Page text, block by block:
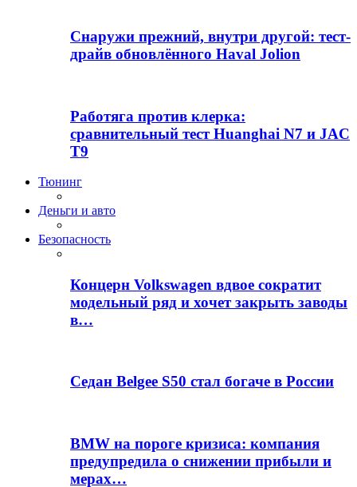
Снаружи прежний, внутри другой: тест-
драйв обновлённого Haval Jolion
Работяга против клерка:
сравнительный тест Huanghai N7 и JAC
T9
Тюнинг
Деньги и авто
Безопасность
Концерн Volkswagen вдвое сократит
модельный ряд и хочет закрыть заводы
в…
Седан Belgee S50 стал богаче в России
BMW на пороге кризиса: компания
предупредила о снижении прибыли и
мерах…